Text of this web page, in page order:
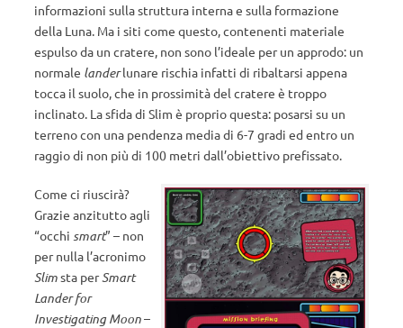
informazioni sulla struttura interna e sulla formazione
della Luna. Ma i siti come questo, contenenti materiale
espulso da un cratere, non sono l’ideale per un approdo: un
normale landerlunare rischia infatti di ribaltarsi appena
tocca il suolo, che in prossimità del cratere è troppo
inclinato. La sfida di Slim è proprio questa: posarsi su un
terreno con una pendenza media di 6-7 gradi ed entro un
raggio di non più di 100 metri dall’obiettivo prefissato.
Come ci riuscirà?
Grazie anzitutto agli
“occhi smart” – non
per nulla l’acronimo
Slimsta perSmart
Lander for
Investigating Moon–